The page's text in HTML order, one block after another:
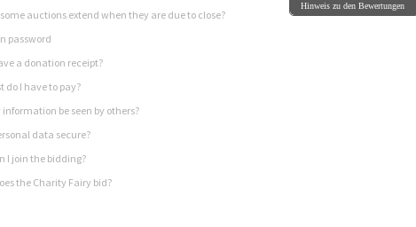
auctions extend when they are due to close?
password
a donation receipt?
do I have to pay?
information be seen by others?
data secure?
I join the bidding?
the Charity Fairy bid?
Hinweis zu den Bewertungen